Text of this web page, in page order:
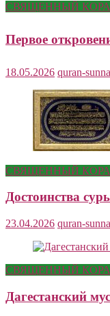
СВЯЩЕННЫЙ
18.05.2026 quran-sunna
СВЯЩЕННЫЙ
Достоинства
23.04.2026 quran-sunna
СВЯЩЕННЫЙ
Дагестанский